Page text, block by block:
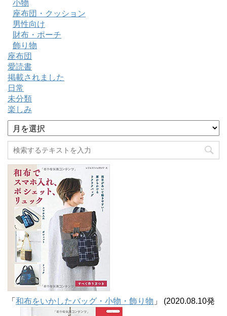
小物
座布団・クッション
男性向け
財布・ポーチ
飾り物
座布団
愛読書
掲載されました
日常
未分類
楽しみ
ア
ー
カ
イ
ブ
「 和布をいかしたバッグ・小物・飾り物 」 (2020.08.10発